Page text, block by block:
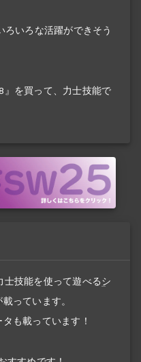
ろいろな活躍ができそう
』を買って、力士技能で
士技能を使って遊べるシ
っています。
も載っています！